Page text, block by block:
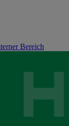
Bereich